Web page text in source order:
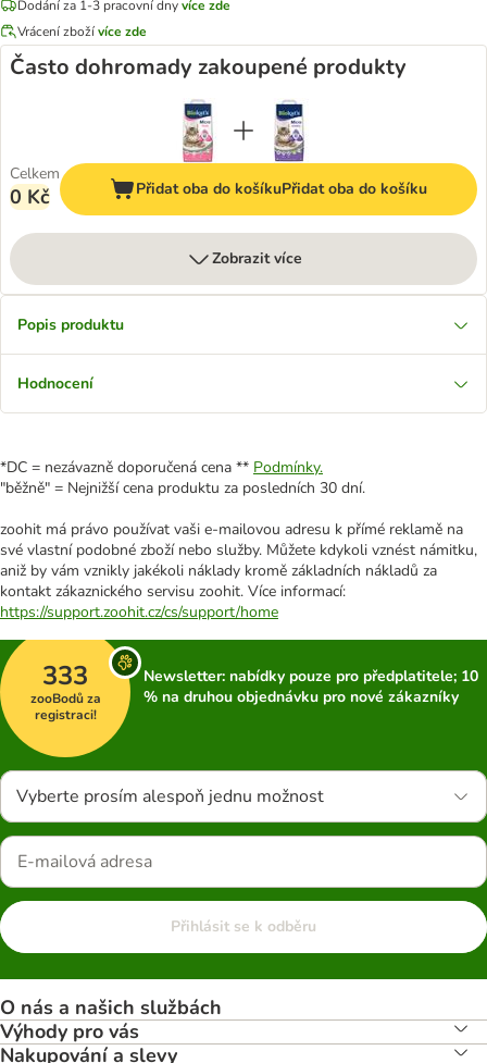
Dodání za 1-3 pracovní dnyvíce zde
Vrácení zbožívíce zde
Často dohromady zakoupené produkty
Celkem
0 Kč Přidat oba do košíkuPřidat oba do košíku
Zobrazit více
Popis produktu
Hodnocení
*DC = nezávazně doporučená cena ** Podmínky.
"běžně" = Nejnižší cena produktu za posledních 30 dní.
zoohit má právo používat vaši e-mailovou adresu k přímé reklamě na
své vlastní podobné zboží nebo služby. Můžete kdykoli vznést námitku,
aniž by vám vznikly jakékoli náklady kromě základních nákladů za
kontakt zákaznického servisu zoohit. Více informací:
https://support.zoohit.cz/cs/support/home
333
zooBodů za
registraci!
Newsletter: nabídky pouze pro předplatitele; 10
% na druhou objednávku pro nové zákazníky
Vyberte prosím alespoň jednu možnost
Přihlásit se k odběru
O nás a našich službách
Výhody pro vás
Nakupování a slevy